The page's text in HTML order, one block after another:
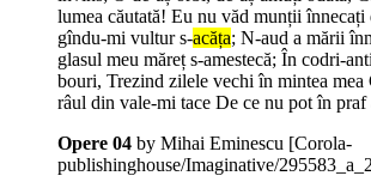
lumea căutată! Eu nu văd munții înnecați
gîndu-mi vultur s-acăța; N-aud a mării
glasul meu măreț s-amestecă; În codri-
bouri, Trezind zilele vechi în mintea
râul din vale-mi tace De ce nu pot în praf
Opere 04 by Mihai Eminescu [Corola-
publishinghouse/Imaginative/